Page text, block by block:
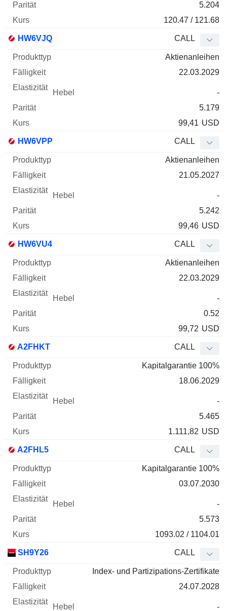
5.204
120.47 / 121.68
HW6VJQ CALL
Aktienanleihen
22.03.2029
-
5.179
99,41 USD
HW6VPP CALL
Aktienanleihen
21.05.2027
-
5.242
99,46 USD
HW6VU4 CALL
Aktienanleihen
22.03.2029
-
0.52
99,72 USD
A2FHKT CALL
Kapitalgarantie 100%
18.06.2029
-
5.465
1.111,82 USD
A2FHL5 CALL
Kapitalgarantie 100%
03.07.2030
-
5.573
1093.02 / 1104.01
SH9Y26 CALL
Index- und Partizipations-Zertifikate
24.07.2028
-